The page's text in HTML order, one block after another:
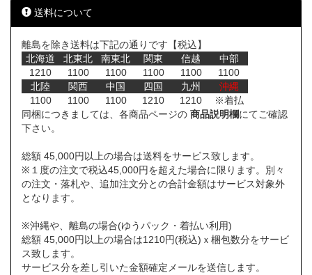
送料について
離島を除き送料は下記の通りです【税込】
北海道
北東北 南東北 関東 信越
中部
1210
1100 1100 1100 1100
1100
北陸
関西 中国 四国 九州
沖縄
1100
1100 1100 1210 1210
※着払
同梱につきましては、各商品ページの 商品説明欄にてご確認
下さい。
総額 45,000円以上の場合は送料をサービス致します。
※１度の注文で税込45,000円を超えた場合に限ります。別々
の注文・落札や、追加注文分との合計金額はサービス対象外
となります。
※沖縄や、離島の場合(ゆうパック・着払い利用)
総額 45,000円以上の場合は1210円(税込)ｘ梱包数分をサービ
ス致します。
サービス分を差し引いた金額確定メールを送信します。